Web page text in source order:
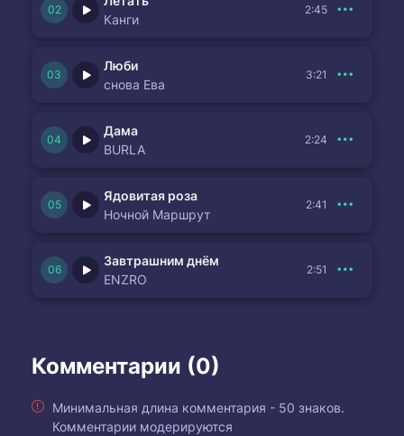
Канги
2:45
Люби
снова Ева
3:21
Дама
BURLA
2:24
Ядовитая роза
Ночной Маршрут
2:41
Завтрашним днём
ENZRO
2:51
Комментарии (0)
Минимальная длина комментария - 50 знаков.
Комментарии модерируются